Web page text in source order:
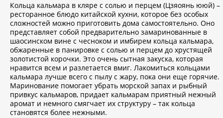
Кольца кальмара в кляре с солью и перцем (Цзяоянь ююй) –
ресторанное блюдо китайской кухни, которое без особых
сложностей можно приготовить дома самостоятельно. Оно
представляет собой предварительно замаринованные в
шаосинском вине с чесноком и имбирем кольца кальмара,
обжаренные в панировке с солью и перцем до хрустящей
золотистой корочки. Это очень сытная закуска, которая
нравится всем и разлетается вмиг. Лакомиться кольцами
кальмара лучше всего с пылу с жару, пока они еще горячие.
Маринование помогает убрать морской запах и рыбный
привкус кальмаров, придает кальмарам приятный нежный
аромат и немного смягчает их структуру – так кольца
становятся более нежными.